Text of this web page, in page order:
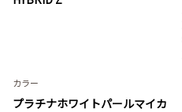
カラー
プラチナホワイトパールマイカ